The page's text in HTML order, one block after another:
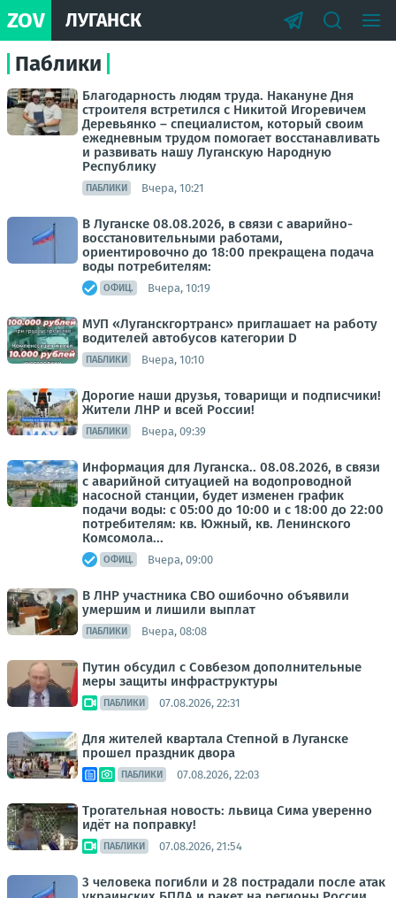
ZOV ЛУГАНСК
Паблики
Благодарность людям труда. Накануне Дня
строителя встретился с Никитой Игоревичем
Деревьянко – специалистом, который своим
ежедневным трудом помогает восстанавливать
и развивать нашу Луганскую Народную
Республику
ПАБЛИКИ Вчера, 10:21
В Луганске 08.08.2026, в связи с аварийно-
восстановительными работами,
ориентировочно до 18:00 прекращена подача
воды потребителям:
ОФИЦ. Вчера, 10:19
МУП «Луганскгортранс» приглашает на работу
водителей автобусов категории D
ПАБЛИКИ Вчера, 10:10
Дорогие наши друзья, товарищи и подписчики!
Жители ЛНР и всей России!
ПАБЛИКИ Вчера, 09:39
Информация для Луганска.. 08.08.2026, в связи
с аварийной ситуацией на водопроводной
насосной станции, будет изменен график
подачи воды: с 05:00 до 10:00 и с 18:00 до 22:00
потребителям: кв. Южный, кв. Ленинского
Комсомола...
ОФИЦ. Вчера, 09:00
В ЛНР участника СВО ошибочно объявили
умершим и лишили выплат
ПАБЛИКИ Вчера, 08:08
Путин обсудил с Совбезом дополнительные
меры защиты инфраструктуры
ПАБЛИКИ 07.08.2026, 22:31
Для жителей квартала Степной в Луганске
прошел праздник двора
ПАБЛИКИ 07.08.2026, 22:03
Трогательная новость: львица Сима уверенно
идёт на поправку!
ПАБЛИКИ 07.08.2026, 21:54
3 человека погибли и 28 пострадали после атак